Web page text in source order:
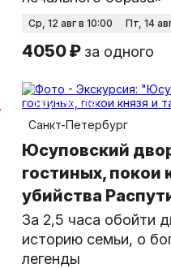
ср, 12 авг в 10:00 пт, 14
4050 ₽ за одного
групповая
Санкт-Петербург
Юсуповский
гостиных, покои
убийства
За 2,5 часа обойти
историю семьи, о
легенды